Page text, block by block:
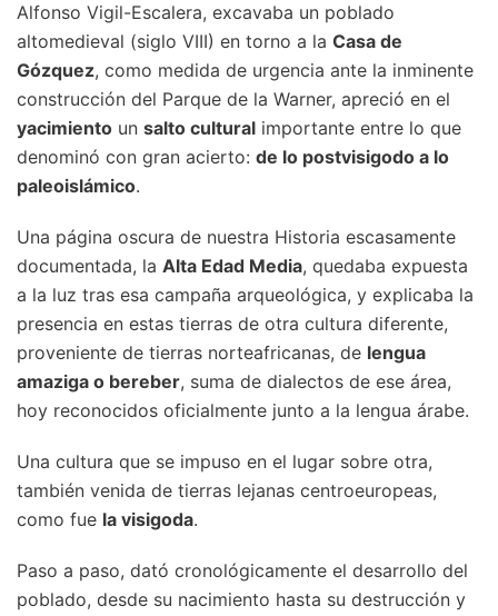
Alfonso Vigil-Escalera, excavaba un poblado
altomedieval (siglo VIII) en torno a la Casa de
Gózquez, como medida de urgencia ante la inminente
construcción del Parque de la Warner, apreció en el
yacimiento un salto cultural importante entre lo que
denominó con gran acierto: de lo postvisigodo a lo
paleoislámico.
Una página oscura de nuestra Historia escasamente
documentada, la Alta Edad Media, quedaba expuesta
a la luz tras esa campaña arqueológica, y explicaba la
presencia en estas tierras de otra cultura diferente,
proveniente de tierras norteafricanas, de lengua
amaziga o bereber, suma de dialectos de ese área,
hoy reconocidos oficialmente junto a la lengua árabe.
Una cultura que se impuso en el lugar sobre otra,
también venida de tierras lejanas centroeuropeas,
como fue la visigoda.
Paso a paso, dató cronológicamente el desarrollo del
poblado, desde su nacimiento hasta su destrucción y